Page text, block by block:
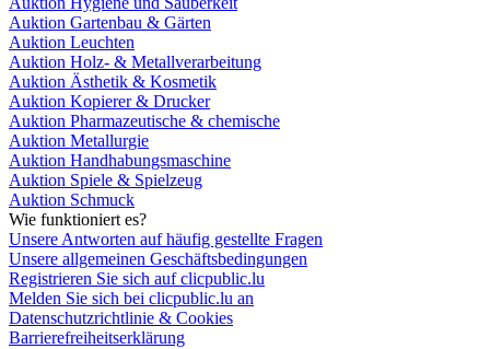
Auktion Gartenbau & Gärten
Auktion Leuchten
Auktion Holz- & Metallverarbeitung
Auktion Ästhetik & Kosmetik
Auktion Kopierer & Drucker
Auktion Pharmazeutische & chemische
Auktion Metallurgie
Auktion Handhabungsmaschine
Auktion Spiele & Spielzeug
Auktion Schmuck
Wie funktioniert es?
Unsere Antworten auf häufig gestellte Fragen
Unsere allgemeinen Geschäftsbedingungen
Registrieren Sie sich auf clicpublic.lu
Melden Sie sich bei clicpublic.lu an
Datenschutzrichtlinie & Cookies
Barrierefreiheitserklärung